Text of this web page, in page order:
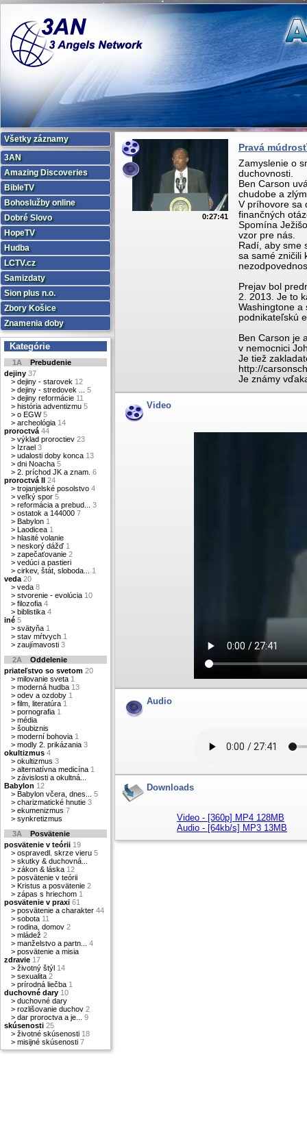
Všetky záznamy
3AN
Amazing Discoveries
BibleTV
Bohoslužby online
Dobré Slovo
HopeTV
Hudba
LCTV.cz
Samizdaty
Sion plus n.o.
Zbory Košice
Znamenia doby
Kategórie
1A Prebudenie
dejiny 37
> dejiny - starovek 12
> dejiny - stredovek ...
5
> dejiny reformácie 11
> história adventizmu 5
> o EGW 5
> archeológia 14
proroctvá 44
> výklad proroctiev 23
> Izrael 3
> udalosti doby konca 13
> dni Noacha 5
> 2. príchod JK a znam. 6
proroctvá II 24
> trojanjelské posolstvo 4
> veľký spor 5
> reformácia a prebud...
3
> ostatok a 144000 7
> Babylon 1
> Laodicea 1
> hlasité volanie
> neskorý dážď 1
> zapečaťovanie 2
> vedúci a pastieri
> cirkev, štát, sloboda...
1
veda 20
> veda 8
> stvorenie - evolúcia 10
> filozofia 4
> biblistika 4
iné 5
> svätyňa 1
> stav mŕtvych 1
> zaujímavosti 3
2A Oddelenie
priateľstvo so svetom 20
> milovanie sveta 1
> moderná hudba 13
> odev a ozdoby 1
> film, literatúra 1
> pornografia 1
> média
> šoubiznis
> moderní bohovia 1
> modly 2. prikázania 3
okultizmus 4
> okultizmus 3
> alternatívna medicína 1
> závislosti a okultná...
Babylon 12
> Babylon včera, dnes...
5
> charizmatické hnutie 3
> ekumenizmus 7
> synkretizmus
3A Posvätenie
posvätenie v teórii 19
> ospravedl. skrze vieru 5
> skutky & duchovná...
> zákon & láska 12
> posvätenie v teórii
> Kristus a posvätenie 2
> zápas s hriechom 1
posvätenie v praxi 61
> posvätenie a charakter 44
> sobota 11
> rodina, domov 2
> mládež 2
> manželstvo a partn...
4
> posvätenie a misia
zdravie 17
> životný štýl 14
> sexualita 2
> prírodná liečba 1
duchovné dary 10
> duchovné dary
> rozlišovanie duchov 2
> dar proroctva a je...
9
skúsenosti 25
> životné skúsenosti 18
> misijné skúsenosti 7
0:27:41
Pravá
Zamyslenie o
duchovnosti.
Ben Carson
chudobe a
V príhovore sa
finančných
Spomína
vzor pre nás.
Radí, aby sme
sa samé zničili
Prejav bol
2. 2013. Je to
Washingtone a
podnikateľskú
Ben Carson je
v nemocnici
Je tiež
http://
Je známy
Video
Audio
Downloads
Video - [360p] MP4 128MB
Audio - [64kb/s] MP3 13MB